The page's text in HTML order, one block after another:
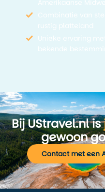
Amerikaanse
Combinatie van
rustig platteland
Unieke ervaring
bekende
Bij UStravel.nl is
gewoon
Contact met een